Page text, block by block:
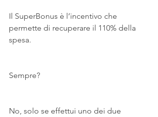
Il SuperBonus è l’incentivo che
permette di recuperare il 110% della
spesa.
Sempre?
No, solo se effettui uno dei due